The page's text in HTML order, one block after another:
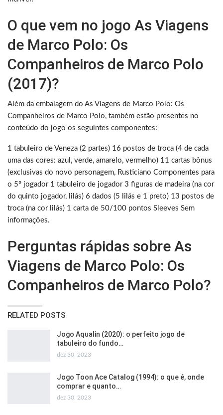
O que vem no jogo As Viagens
de Marco Polo: Os
Companheiros de Marco Polo
(2017)?
Além da embalagem do As Viagens de Marco Polo: Os
Companheiros de Marco Polo, também estão presentes no
conteúdo do jogo os seguintes componentes:
1 tabuleiro de Veneza (2 partes) 16 postos de troca (4 de cada
uma das cores: azul, verde, amarelo, vermelho) 11 cartas bônus
(exclusivas do novo personagem, Rusticiano Componentes para
o 5º jogador 1 tabuleiro de jogador 3 figuras de madeira (na cor
do quinto jogador, lilás) 6 dados (5 lilás e 1 preto) 13 postos de
troca (na cor lilás) 1 carta de 50/100 pontos Sleeves Sem
informações.
Perguntas rápidas sobre As
Viagens de Marco Polo: Os
Companheiros de Marco Polo?
RELATED POSTS
Jogo Aqualin (2020): o perfeito jogo de
tabuleiro do fundo…
dez 30, 2023
Jogo Toon Ace Catalog (1994): o que é, onde
comprar e quanto…
dez 30, 2023